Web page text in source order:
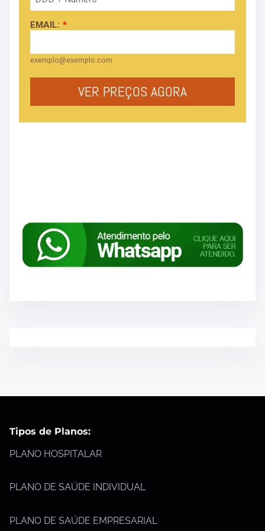
Tipos de Planos:
PLANO HOSPITALAR
PLANO DE SAÚDE INDIVIDUAL
PLANO DE SAÚDE EMPRESARIAL